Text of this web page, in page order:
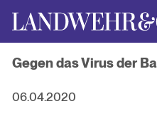
Gegen das Virus der
06.04.2020